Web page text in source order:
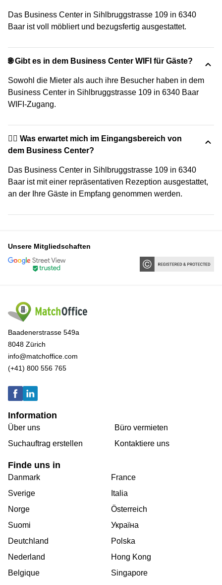
Das Business Center in Sihlbruggstrasse 109 in 6340
Baar ist voll möbliert und bezugsfertig ausgestattet.
🌐 Gibt es in dem Business Center WIFI für Gäste?
Sowohl die Mieter als auch ihre Besucher haben in dem
Business Center in Sihlbruggstrasse 109 in 6340 Baar
WIFI-Zugang.
🙋‍♀️ Was erwartet mich im Eingangsbereich von
dem Business Center?
Das Business Center in Sihlbruggstrasse 109 in 6340
Baar ist mit einer repräsentativen Rezeption ausgestattet,
an der Ihre Gäste in Empfang genommen werden.
Unsere Mitgliedschaften
Baadenerstrasse 549a
8048 Zürich
info@matchoffice.com
(+41) 800 556 765
Information
Über uns
Suchauftrag erstellen
Büro vermieten
Kontaktiere uns
Finde uns in
Danmark
Sverige
Norge
Suomi
Deutchland
Nederland
Belgique
France
Italia
Österreich
Україна
Polska
Hong Kong
Singapore